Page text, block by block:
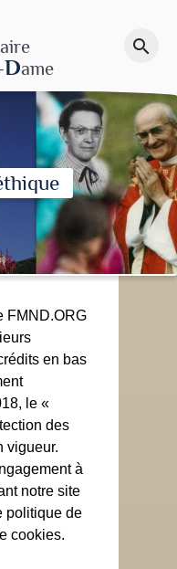
Dame
search
FMND.ORG
en bas
le «
des
vigueur.
à
notre site
politique de
cookies.